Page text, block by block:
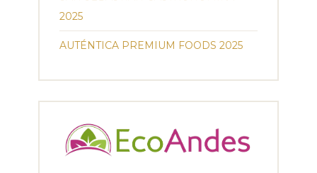
2025
AUTÉNTICA PREMIUM FOODS 2025